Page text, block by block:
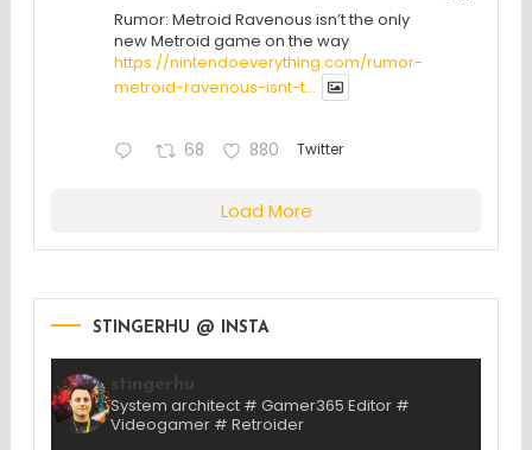
Rumor: Metroid Ravenous isn’t the only
new Metroid game on the way
https://nintendoeverything.com/rumor-
metroid-ravenous-isnt-t...
68 880 Twitter
Load More
STINGERHU @ INSTA
System architect # Gamer365 Editor #
Videogamer # Retroider